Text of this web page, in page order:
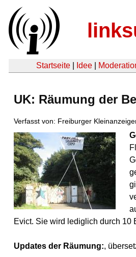
Startseite Idee
UK: Räumung der
Verfasst von: Freiburger
Evict. Sie wird lediglich durch 10
Updates der Räumung:,